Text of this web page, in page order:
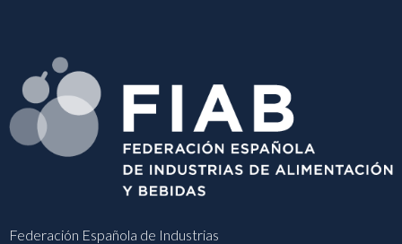
Federación Española de Industrias